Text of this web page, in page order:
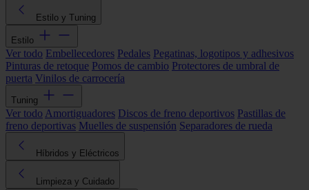
Estilo y Tuning
Estilo
Ver todo Embellecedores Pedales Pegatinas, logotipos y adhesivos
Pinturas de retoque Pomos de cambio Protectores de umbral de
puerta Vinilos de carrocería
Tuning
Ver todo Amortiguadores Discos de freno deportivos Pastillas de
freno deportivas Muelles de suspensión Separadores de rueda
Híbridos y Eléctricos
Limpieza y Cuidado